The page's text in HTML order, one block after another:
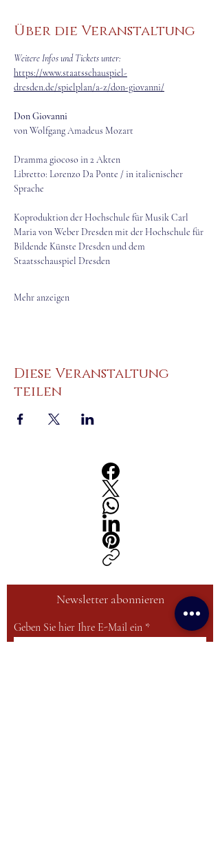
Über die Veranstaltung
Weitere Infos und Tickets unter:
https://www.staatsschauspiel-
dresden.de/spielplan/a-z/don-giovanni/
Don Giovanni
von Wolfgang Amadeus Mozart
Dramma giocoso in 2 Akten
Libretto: Lorenzo Da Ponte / in italienischer
Sprache
Koproduktion der Hochschule für Musik Carl
Maria von Weber Dresden mit der Hochschule für
Bildende Künste Dresden und dem
Staatsschauspiel Dresden
Mehr anzeigen
Diese Veranstaltung
teilen
Newsletter abonnieren
Geben Sie hier Ihre E-Mail ein